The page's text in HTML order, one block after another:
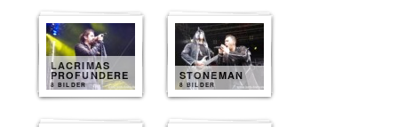
LACRIMAS
PROFUNDERE
8 BILDER
STONEMAN
8 BILDER